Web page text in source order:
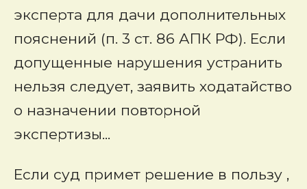
эксперта для дачи дополнительных
пояснений (п. 3 ст. 86 АПК РФ). Если
допущенные нарушения устранить
нельзя следует, заявить ходатайство
о назначении повторной
экспертизы...
Если суд примет решение в пользу ,